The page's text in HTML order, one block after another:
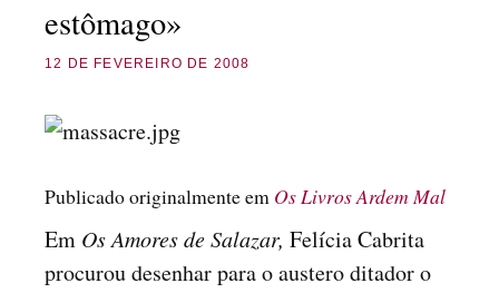
estômago»
12 DE FEVEREIRO DE 2008
Publicado originalmente em Os Livros Ardem Mal
Em Os Amores de Salazar, Felícia Cabrita
procurou desenhar para o austero ditador o